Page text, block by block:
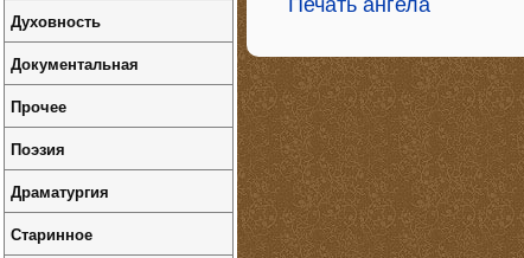
Печать ангела
Духовность
Документальная
Прочее
Поэзия
Драматургия
Старинное